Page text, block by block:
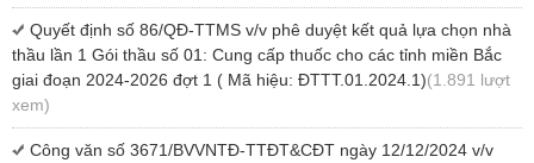
Quyết định số 86/QĐ-TTMS v/v phê duyệt kết quả lựa chọn nhà
thầu lần 1 Gói thầu số 01: Cung cấp thuốc cho các tỉnh miền Bắc
giai đoạn 2024-2026 đợt 1 ( Mã hiệu: ĐTTT.01.2024.1)(1.891 lượt
xem)
Công văn số 3671/BVVNTĐ-TTĐT&CĐT ngày 12/12/2024 v/v